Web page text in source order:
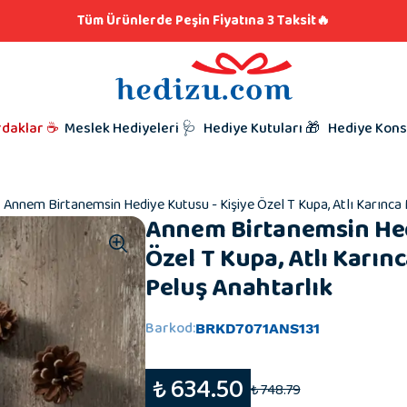
Tüm Ürünlerde Peşin Fiyatına 3 Taksit🔥
☕ Meslek Hediyeleri 🩺 Hediye Kutuları 🎁 Hediye
Taraftar
Hediyeleri
Kardeşe
Annem Birtanemsin Hediye Kutusu - Kişiye Özel T Kupa, Atlı
Annem Birtanemsin
Özel T Kupa, Atlı
Peluş Anahtarlık
Barkod:BRKD7071ANS131
₺ 634.50 ₺ 748.79